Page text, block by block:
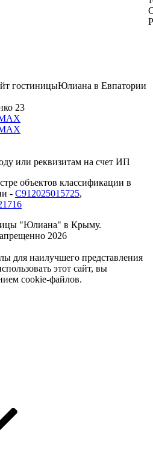
гостиницыЮлиана в Евпатории
23
или реквизитам на счет ИП
объектов классификации в
- С912025015725,
"Юлиана" в Крыму.
2026
для наилучшего представления
этот сайт, вы
cookie-файлов.